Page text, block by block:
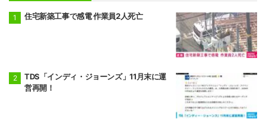
住宅新築工事で感電 作業員2人死亡
TDS「インディ・ジョーンズ」11月末に運
営再開！